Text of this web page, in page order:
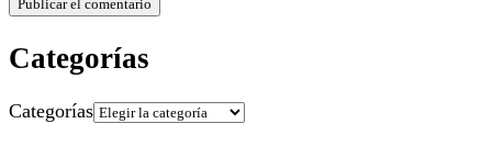
Categorías
Categorías